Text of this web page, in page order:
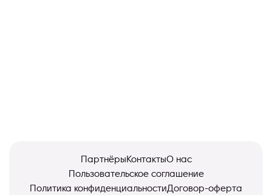
ПартнёрыКонтактыО нас
Пользовательское соглашение
Политика конфиденциальностиДоговор-оферта